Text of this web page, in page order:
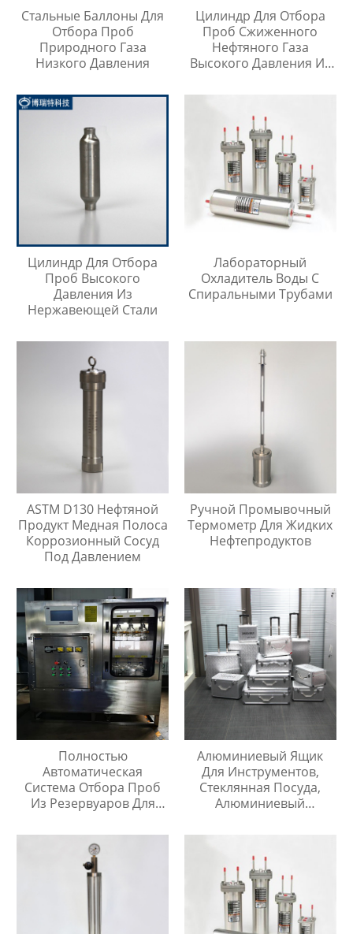
Стальные Баллоны Для
Отбора Проб
Природного Газа
Низкого Давления
Цилиндр Для Отбора
Проб Сжиженного
Нефтяного Газа
Высокого Давления Из
Цилиндр Для Отбора
Проб Высокого
Давления Из
Нержавеющей Стали
Лабораторный
Охладитель Воды С
Спиральными Трубами
ASTM D130 Нефтяной
Продукт Медная Полоса
Коррозионный Сосуд
Под Давлением
Ручной Промывочный
Термометр Для Жидких
Нефтепродуктов
Полностью
Автоматическая
Система Отбора Проб
Из Резервуаров Для
Любой Высоте
Алюминиевый Ящик
Для Инструментов,
Стеклянная Посуда,
Алюминиевый